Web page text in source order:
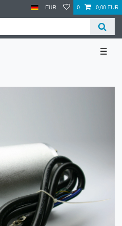
EUR 0 0,00 EUR
☰